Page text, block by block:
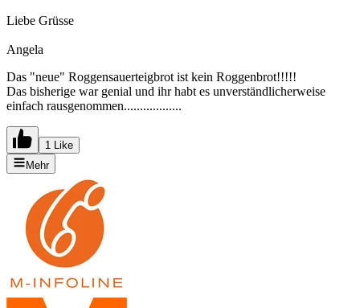
Liebe Grüsse
Angela
Das "neue" Roggensauerteigbrot ist kein Roggenbrot!!!!!
Das bisherige war genial und ihr habt es unverständlicherweise
einfach rausgenommen..................
1 Like
Mehr